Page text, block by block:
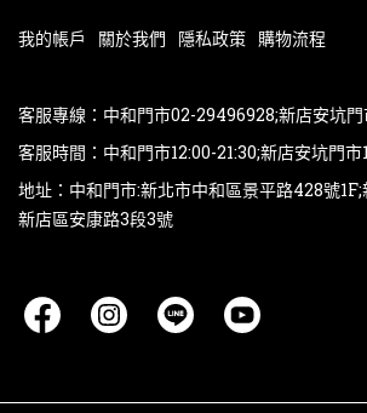
我的帳戶 關於我們 隱私政策 購物流程
客服專線：中和門市02-29496928;新店安坑
客服時間：中和門市12:00-21:30;新店安坑門市
地址：中和門市:新北市中和區景平路428號
新店區安康路3段3號